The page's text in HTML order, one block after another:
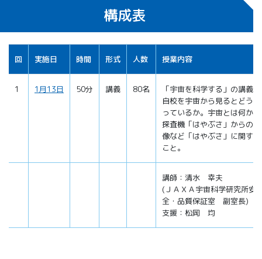
構成表
回 実施日 時間 形式 人数 授業内容
1 1月13日 50分 講義 80名
「宇宙を科学する」の講義
自校を宇宙から見るとどうな
っているか。宇宙とは何か。
探査機「はやぶさ」からの映
像など「はやぶさ」に関する
こと。
講師：清水 幸夫
(ＪＡＸＡ宇宙科学研究所安
全・品質保証室 副室長)
支援：松岡 均